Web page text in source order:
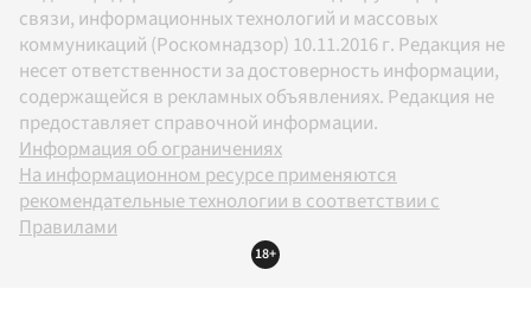
связи, информационных технологий и массовых
коммуникаций (Роскомнадзор) 10.11.2016 г. Редакция не
несет ответственности за достоверность информации,
содержащейся в рекламных объявлениях. Редакция не
предоставляет справочной информации.
Информация об ограничениях
На информационном ресурсе применяются
рекомендательные технологии в соответствии с
Правилами
18+